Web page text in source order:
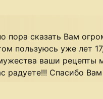
пора сказать Вам
пользуюсь уже лет
ваши рецепты
радуете!!! Спасибо